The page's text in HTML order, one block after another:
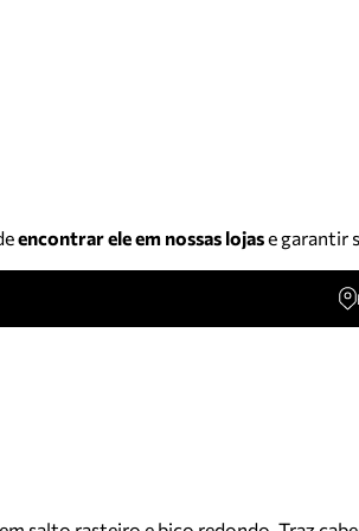
encontrar ele em nossas lojase garantir